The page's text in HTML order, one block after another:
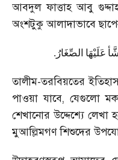
আবদুল ফাত্তাহ আবু
অংশটুকু আলাদাভাবে
عَلَيْهَا الصِّغَارُ .
তালীম-তরবিয়তের
পাওয়া যাবে,যেগুলো
শেখানোর উদ্দেশ্যে লেখা
মুআল্লিমগণ শিশুদের